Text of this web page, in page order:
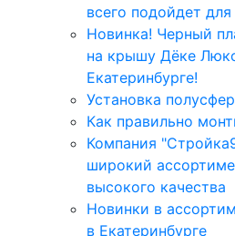
всего подойдет
Новинка! Черный
на крышу Дёке
Екатеринбурге!
Установка
Как правильно
Компания
широкий
высокого качества
Новинки в
в Екатеринбурге